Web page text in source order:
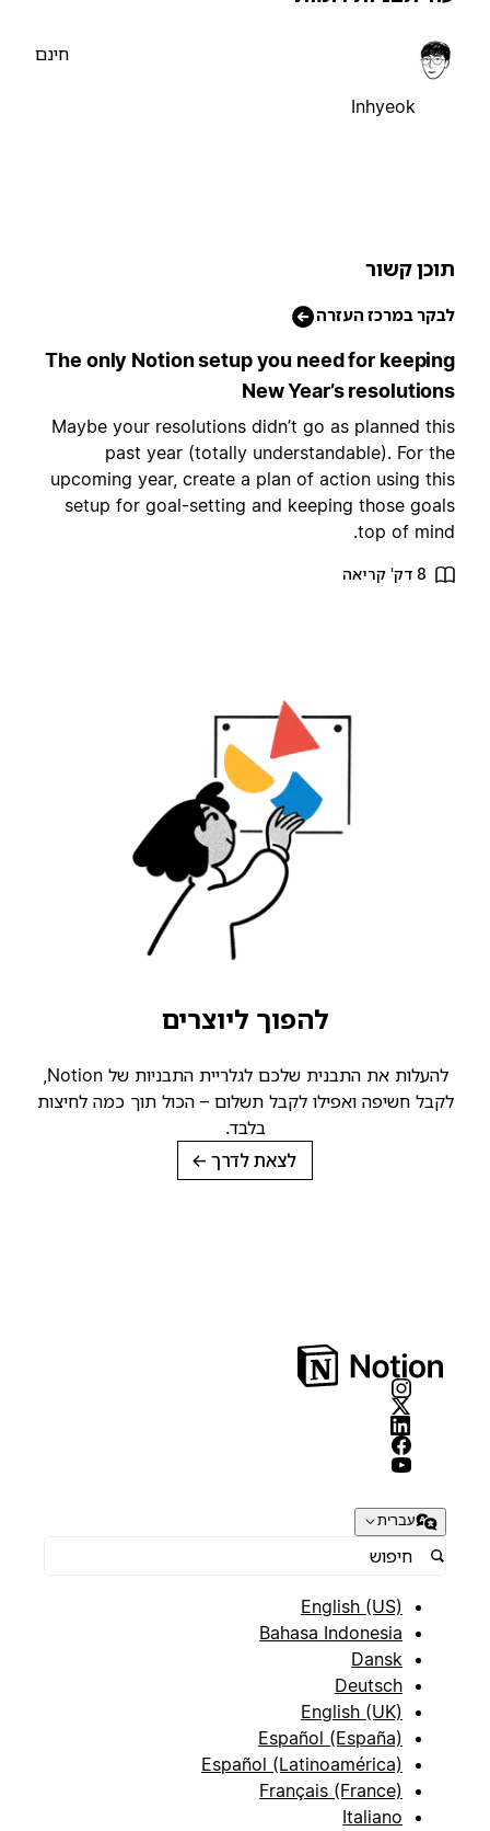
Inhyeok
קשור
במרכז העזרה
The only Notion setup you need for
New Year’s
Maybe your resolutions didn’t go as planned
past year (totally understandable). For
upcoming year, create a plan of action using
setup for goal-setting and keeping those
top of
8 דק' קריאה
להפוך ליוצרים
להעלות את התבנית שלכם לגלריית התבניות של Notion,
לקבל חשיפה ואפילו לקבל תשלום – הכול תוך כמה לחיצות
בלבד.
לצאת לדרך→
עברית
English (US)
Bahasa Indonesia
Dansk
Deutsch
English (UK)
Español (España)
Español (Latinoamérica)
Français (France)
Italiano